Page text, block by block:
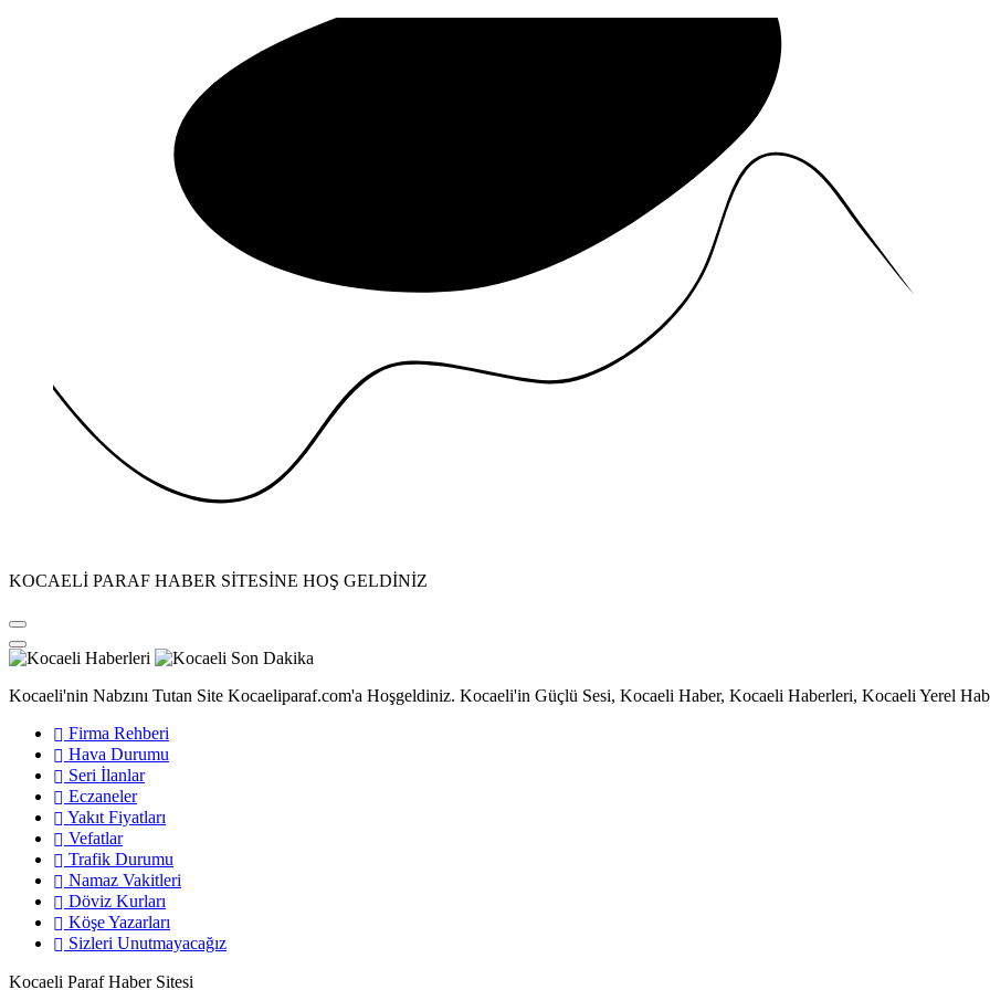
KOCAELİ PARAF HABER SİTESİNE HOŞ GELDİNİZ
Kocaeli'nin Nabzını Tutan Site Kocaeliparaf.com'a Hoşgeldiniz. Kocaeli'in Güçlü Sesi, Kocaeli Haber, Kocaeli Haberleri, Kocaeli Yerel
Firma Rehberi
Hava Durumu
Seri İlanlar
Eczaneler
Yakıt Fiyatları
Vefatlar
Trafik Durumu
Namaz Vakitleri
Döviz Kurları
Köşe Yazarları
Sizleri Unutmayacağız
Kocaeli Paraf Haber Sitesi